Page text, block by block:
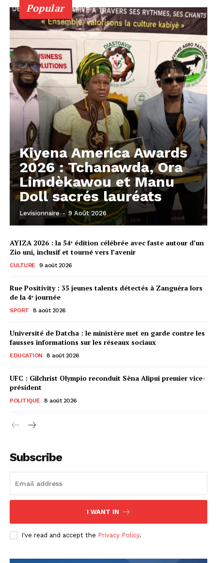
Popular
Kiyena America Awards
2026 : Tchanawda, Ora
Limdèkawou et Manu
Doll sacrés lauréats
Levisionnaire - 9 Août 2026
AYIZA 2026 : la 54ᵉ édition célébrée avec faste autour d’un
Zio uni, inclusif et tourné vers l’avenir
CULTURE 9 août 2026
Rue Positivity : 35 jeunes talents détectés à Zanguéra lors
de la 4ᵉ journée
SPORT 8 août 2026
Université de Datcha : le ministère met en garde contre les
fausses informations sur les réseaux sociaux
EDUCATION 8 août 2026
UFC : Gilchrist Olympio reconduit Sèna Alipui premier vice-
président
POLITIQUE 8 août 2026
Subscribe
I WANT IN
I've read and accept the Privacy Policy.